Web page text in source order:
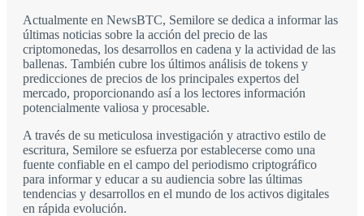
Actualmente en NewsBTC, Semilore se dedica a informar las
últimas noticias sobre la acción del precio de las
criptomonedas, los desarrollos en cadena y la actividad de las
ballenas. También cubre los últimos análisis de tokens y
predicciones de precios de los principales expertos del
mercado, proporcionando así a los lectores información
potencialmente valiosa y procesable.
A través de su meticulosa investigación y atractivo estilo de
escritura, Semilore se esfuerza por establecerse como una
fuente confiable en el campo del periodismo criptográfico
para informar y educar a su audiencia sobre las últimas
tendencias y desarrollos en el mundo de los activos digitales
en rápida evolución.